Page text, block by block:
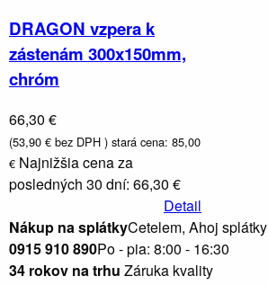
DRAGON vzpera k
zástenám 300x150mm,
chróm
66,30 €
(53,90 € bez DPH ) stará cena: 85,00
€ Najnižšia cena za
posledných 30 dní: 66,30 €
Detail
Nákup na splátkyCetelem, Ahoj splátky
0915 910 890Po - pia: 8:00 - 16:30
34 rokov na trhu Záruka kvality